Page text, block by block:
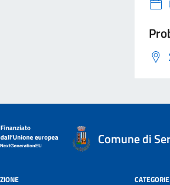
Comune di